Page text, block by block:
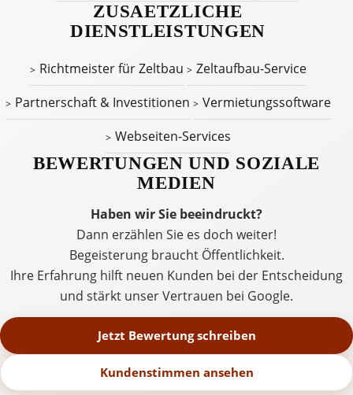
ZUSAETZLICHE
DIENSTLEISTUNGEN
Richtmeister für Zeltbau
Zeltaufbau-Service
Partnerschaft & Investitionen
Vermietungssoftware
Webseiten-Services
BEWERTUNGEN UND SOZIALE
MEDIEN
Haben wir Sie beeindruckt?
Dann erzählen Sie es doch weiter!
Begeisterung braucht Öffentlichkeit.
Ihre Erfahrung hilft neuen Kunden bei der Entscheidung
und stärkt unser Vertrauen bei Google.
Jetzt Bewertung schreiben
Kundenstimmen ansehen